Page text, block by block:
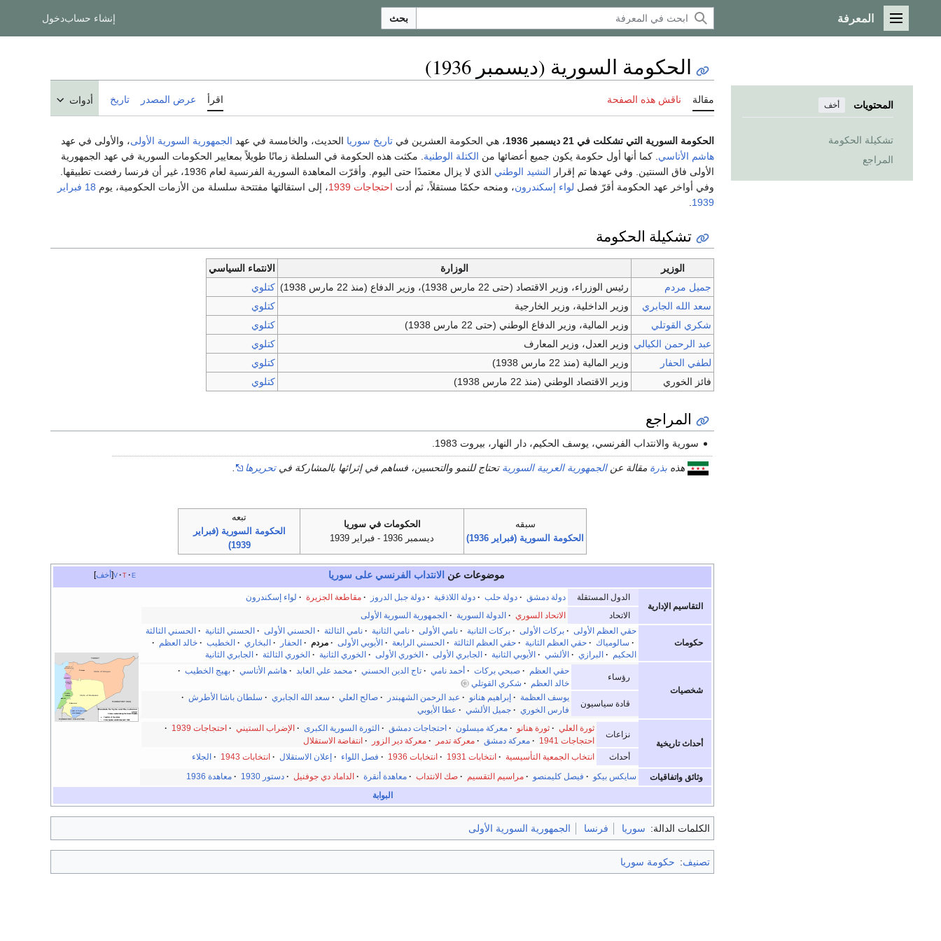
القائمة الرئيسية
المعرفة بحث إنشاء حسابدخول
المحتويات أخف
تشكيلة الحكومة
المراجع
الحكومة السورية (ديسمبر 1936)
مقالة ناقش هذه الصفحة اقرأ عرض المصدر تاريخ أدوات
الحكومة السورية التي تشكلت في 21 ديسمبر 1936 ، هي الحكومة العشرين في تاريخ سوريا الحديث، والخامسة في عهد الجمهورية السورية الأولى، والأولى في عهد
هاشم الأتاسي . كما أنها أول حكومة يكون جميع أعضائها من الكتلة الوطنية . مكثت هذه الحكومة في السلطة زمانًا طويلاً بمعايير الحكومات السورية في عهد الجمهورية
الأولى فاق السنتين. وفي عهدها تم إقرار النشيد الوطني
الذي لا يزال معتمدًا حتى اليوم. وأقرّت المعاهدة السورية الفرنسية لعام 1936، غير أن فرنسا رفضت تطبيقها.
وفي أواخر عهد الحكومة أقرّ فصل لواء إسكندرون، ومنحه حكمًا مستقلاً، ثم أدت احتجاجات 1939 ، إلى استقالتها مفتتحة سلسلة من الأزمات الحكومية، يوم 18 فبراير
1939
تشكيلة الحكومة
الوزير الوزارة
الانتماء السياسي
جميل مردم
رئيس الوزراء، وزير الاقتصاد (حتى 22 مارس 1938)، وزير الدفاع (منذ 22 مارس 1938)
كتلوي
سعد الله الجابري
وزير الداخلية، وزير الخارجية
كتلوي
شكري القوتلي
وزير المالية، وزير الدفاع الوطني (حتى 22 مارس 1938)
كتلوي
عبد الرحمن الكيالي وزير العدل، وزير المعارف
كتلوي
لطفي الحفار
وزير المالية (منذ 22 مارس 1938)
كتلوي
فائز الخوري
وزير الاقتصاد الوطني (منذ 22 مارس 1938) كتلوي
المراجع
سورية والانتداب الفرنسي، يوسف الحكيم، دار النهار، بيروت 1983.
هذه بذرة مقالة عنالجمهورية العربية السورية تحتاج للنمو والتحسين، فساهم في إثرائها بالمشاركة فيتحريرها
سبقه
الحكومة السورية (فبراير 1936)
الحكومات في سوريا
ديسمبر 1936 - فبراير 1939
تبعه
الحكومة السورية (فبراير
1939)
أخف v t e موضوعات عن الانتداب الفرنسي على سوريا
التقاسيم الإدارية
الدول المستقلة دولة دمشق · دولة حلب · دولة اللاذقية · دولة جبل الدروز · مقاطعة الجزيرة · لواء إسكندرون
الاتحاد
الاتحاد السوري · الدولة السورية · الجمهورية السورية الأولى
حكومات
حقي العظم الأولى · بركات الأولى · بركات الثانية · نامي الأولى · نامي الثانية · نامي الثالثة · الحسني الأولى · الحسني الثانية · الحسني الثالثة
· سالومياك · حقي العظم الثانية · حقي العظم الثالثة · الحسني الرابعة · الأيوبي الأولى · مردم · الحفار · البخاري · الخطيب · خالد العظم
·
الحكيم
· البرازي · الألشي · الأيوبي الثانية · الجابري الأولى · الخوري الأولى · الخوري الثانية · الخوري الثالثة · الجابري الثانية
شخصيات
رؤساء
حقي العظم · صبحي بركات · أحمد نامي · تاج الدين الحسني · محمد علي العابد · هاشم الأتاسي · بهيج الخطيب ·
خالد العظم
· شكري القوتلي
قادة سياسيون
يوسف العظمة · إبراهيم هنانو · عبد الرحمن الشهبندر · صالح العلي · سعد الله الجابري · سلطان باشا الأطرش ·
فارس الخوري · جميل الألشي · عطا الأيوبي
أحداث تاريخية
نزاعات
ثورة العلي · ثورة هنانو · معركة ميسلون · احتجاجات دمشق · الثورة السورية الكبرى · الإضراب الستيني · احتجاجات 1939
·
احتجاجات 1941
· معركة دمشق · معركة تدمر · معركة دير الزور · انتفاضة الاستقلال
أحداث
انتخاب الجمعية التأسيسية · انتخابات 1931 · انتخابات 1936 · فصل اللواء · إعلان الاستقلال · انتخابات 1943 · الجلاء
وثائق واتفاقيات سايكس بيكو · فيصل كليمنصو · مراسيم التقسيم · صك الانتداب · معاهدة أنقرة · الداماد دي جوفنيل · دستور 1930 · معاهدة 1936
البوابة
الكلمات الدالة: سوريا فرنسا الجمهورية السورية الأولى
تصنيف: حكومة سوريا